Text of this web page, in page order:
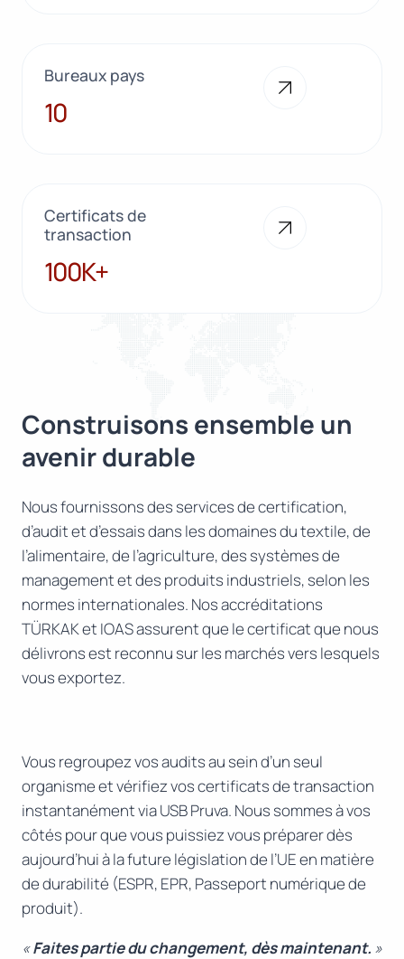
Bureaux pays
10
10
Certificats de
transaction
100K+
100K+
Construisons ensemble un
avenir durable
Nous fournissons des services de certification,
d’audit et d’essais dans les domaines du textile, de
l’alimentaire, de l’agriculture, des systèmes de
management et des produits industriels, selon les
normes internationales. Nos accréditations
TÜRKAK et IOAS assurent que le certificat que nous
délivrons est reconnu sur les marchés vers lesquels
vous exportez.
Vous regroupez vos audits au sein d’un seul
organisme et vérifiez vos certificats de transaction
instantanément via USB Pruva. Nous sommes à vos
côtés pour que vous puissiez vous préparer dès
aujourd’hui à la future législation de l’UE en matière
de durabilité (ESPR, EPR, Passeport numérique de
produit).
«Faites partie du changement, dès maintenant. »